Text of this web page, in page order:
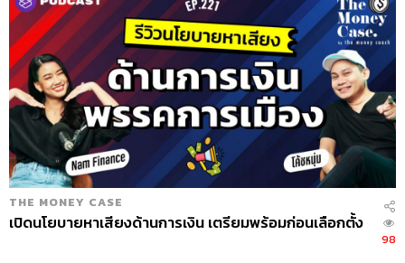
ส่วนรถจะต่างจากบ้านตรงที่มูลค่าจะลดลงเรื่อยๆ ไม่เหมือน
บ้านที่ขายแล้วจะมีส่วนต่างที่ทั้งปลดหนี้ตัวบ้านและส่วนต่างที่
ปลดหนี้อื่นๆ ได้ แต่การขายรถจะปลดเปลื้องได้แค่หนี้รถที่ไม่
ต้องผ่อน วิธีมองก็คล้ายกันคือ ใจความของรถคือพาหนะใน
การเดินทาง เราขายมันไปช่วงเดียว สุดท้ายเราก็กลับมาใช้
ขนส่งสาธารณะ รถเมล์ รถไฟฟ้า แท็กซี่ แต่เทียบกันแล้ว
ระหว่างบ้านกับรถ หลายคนอาจจะรู้สึกว่าขายบ้านยากกว่า
เพราะเป็นของใหญ่ แต่ที่โค้ชพบคือรถขายยากกว่า เพราะ
หลายคนไม่ได้คิดว่ามันเป็นแค่ยานพาหนะ แต่เป็นหน้าเป็นตา
เวลาขายจึงตัดใจขายกันลำบากพอสมควร และด้วยมูลค่า
THE MONEY CASE
เปิดนโยบายหาเสียงด้านการเงิน เตรียมพร้อมก่อนเลือกตั้ง
98